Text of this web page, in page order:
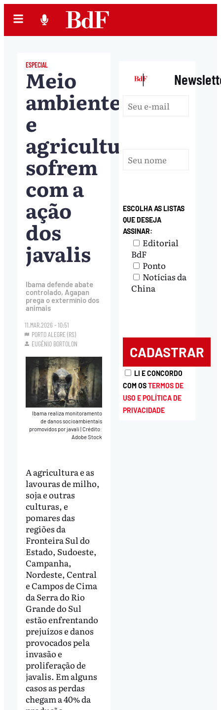
ESPECIAL
Meio
ambiente
e
agricultura
sofrem
com a
ação
dos
javalis
Ibama defende abate
controlado, Agapan
prega o extermínio dos
animais
11.MAR.2026 - 10:51
PORTO ALEGRE (RS)
EUGÊNIO BORTOLON
Ibama realiza monitoramento
de danos socioambientais
promovidos por javali Crédito:
Adobe Stock
A agricultura e as
lavouras de milho,
soja e outras
culturas, e
pomares das
regiões da
Fronteira Sul do
Estado, Sudoeste,
Campanha,
Nordeste, Central
e Campos de Cima
da Serra do Rio
Grande do Sul
estão enfrentando
prejuízos e danos
provocados pela
invasão e
proliferação de
javalis. Em alguns
casos as perdas
chegam a 40% da
|
ESCOLHA AS LISTAS
QUE DESEJA
ASSINAR:
Editorial
BdF
Ponto
Notícias da
China
LI E CONCORDO
COM OSTERMOS DE
USO E POLÍTICA DE
PRIVACIDADE